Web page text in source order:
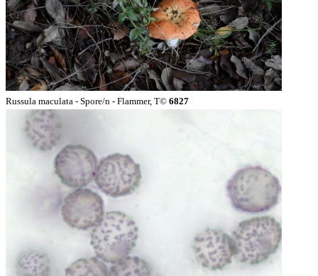
Russula maculata - Spore/n - Flammer, T© 6827